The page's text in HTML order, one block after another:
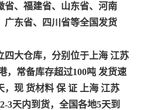
省、福建省、山东省、河南
广东省、四川省等全国发货
四大仓库，分别位于上海 江苏
，常备库存超过100吨 发货速
，现 货材料 保 证 上海 江苏
3天内到货，全国各地5天到